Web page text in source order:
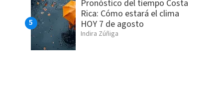
Pronóstico del tiempo Costa
Rica: Cómo estará el clima
HOY 7 de agosto
Indira Zúñiga